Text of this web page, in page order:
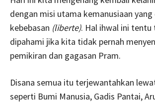
dengan misi utama kemanusiaan
kebebasan (liberte). Hal ihwal ini tentu
dipahami jika kita tidak pernah
pemikiran dan gagasan Pram.
Disana semua itu terjewantahkan
seperti Bumi Manusia, Gadis Pantai,